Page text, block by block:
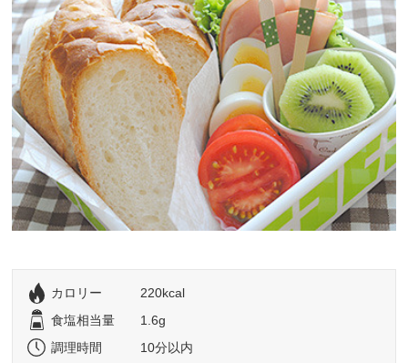
カロリー
220kcal
食塩相当量
1.6g
調理時間
10分以内